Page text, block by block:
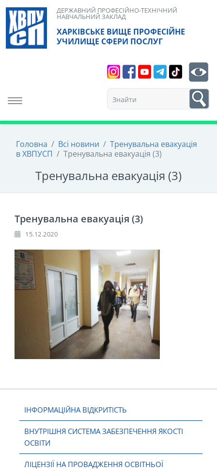
Skip
content
ХАРКІВСЬКЕ ВИЩЕ ПРОФЕСІЙНЕ
УЧИЛИЩЕ СФЕРИ ПОСЛУГ
ДЕРЖАВНИЙ ПРОФЕСІЙНО-ТЕХНІЧНИЙ
НАВЧАЛЬНИЙ ЗАКЛАД
Toggle navigation
1
Головна / Всі новини / Тренувальна евакуація
в ХВПУСП / Тренувальна евакуація (3)
Тренувальна евакуація (3)
ІНФОРМАЦІЙНА ВІДКРИТІСТЬ
ВНУТРІШНЯ СИСТЕМА ЗАБЕЗПЕЧЕННЯ ЯКОСТІ
ОСВІТИ
ЛІЦЕНЗІЇ НА ПРОВАДЖЕННЯ ОСВІТНЬОЇ
Тренувальна евакуація (3)
15.12.2020